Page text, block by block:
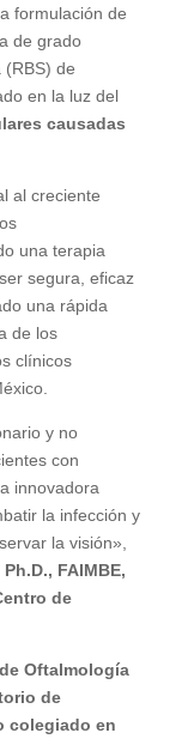
formulación de
de grado
(RBS) de
en la luz del
causadas
al creciente
una terapia
segura, eficaz
una rápida
de los
clínicos
y no
con
innovadora
la infección y
la visión»,
FAIMBE,
de
Oftalmología
de
colegiado en